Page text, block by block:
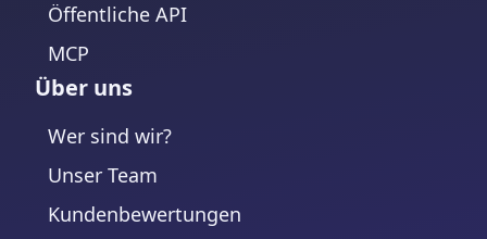
Öffentliche API
MCP
Über uns
Wer sind wir?
Unser Team
Kundenbewertungen